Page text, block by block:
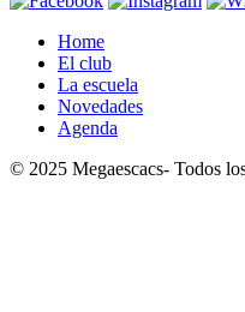
Home
El club
La escuela
Novedades
Agenda
© 2025 Megaescacs- Todos